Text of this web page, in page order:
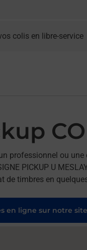
colis en libre-service
professionnel ou
PICKUP U
de timbres en
en ligne sur notre site